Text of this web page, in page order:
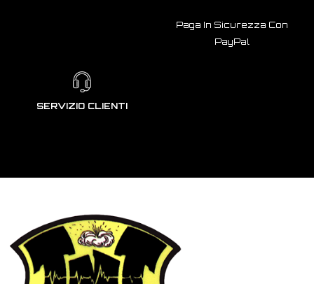
Paga In Sicurezza Con
PayPal
SERVIZIO CLIENTI